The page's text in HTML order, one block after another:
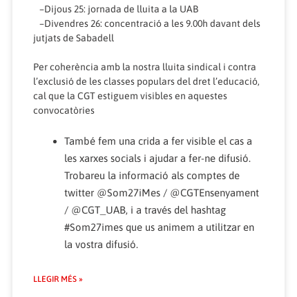
–Dijous 25: jornada de lluita a la UAB
–Divendres 26: concentració a les 9.00h davant dels
jutjats de Sabadell
Per coherència amb la nostra lluita sindical i contra
l’exclusió de les classes populars del dret l’educació,
cal que la CGT estiguem visibles en aquestes
convocatòries
També fem una crida a fer visible el cas a
les xarxes socials i ajudar a fer-ne difusió.
Trobareu la informació als comptes de
twitter @Som27iMes / @CGTEnsenyament
/ @CGT_UAB, i a través del hashtag
#Som27imes que us animem a utilitzar en
la vostra difusió.
LLEGIR MÉS »